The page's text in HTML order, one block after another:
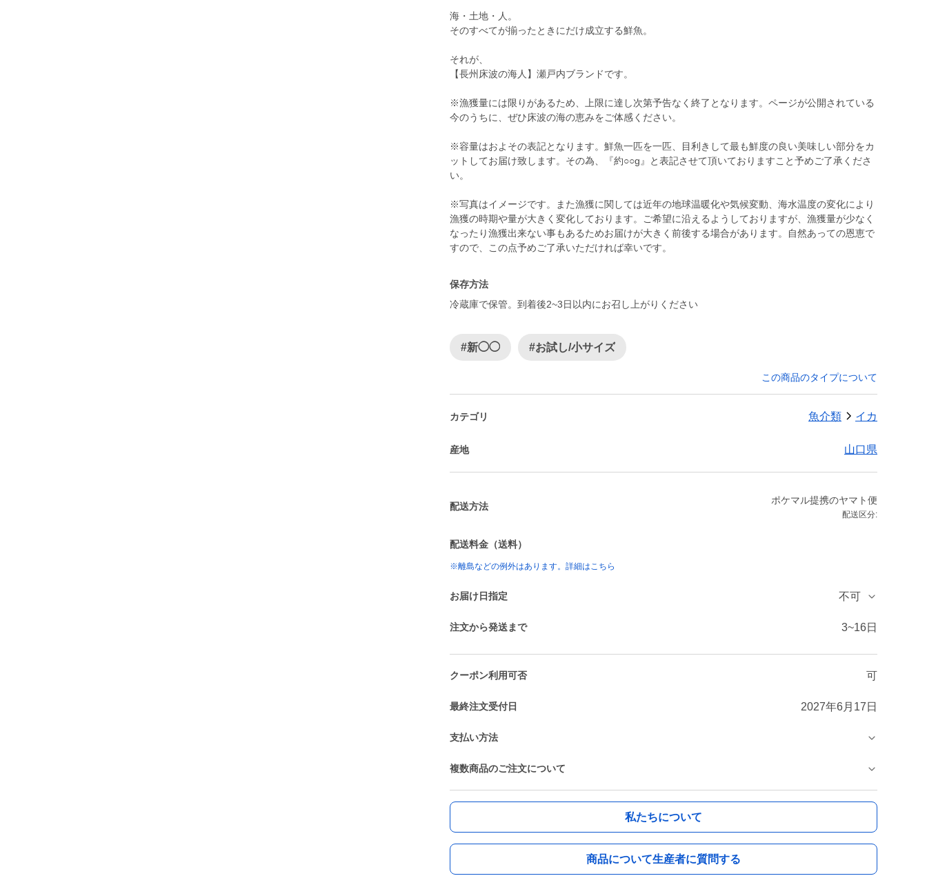
海・土地・人。
そのすべてが揃ったときにだけ成立する鮮魚。
それが、
【長州床波の海人】瀬戸内ブランドです。
※漁獲量には限りがあるため、上限に達し次第予告なく終了となります。ページが公開されている
今のうちに、ぜひ床波の海の恵みをご体感ください。
※容量はおよその表記となります。鮮魚一匹を一匹、目利きして最も鮮度の良い美味しい部分をカ
ットしてお届け致します。その為、『約○○g』と表記させて頂いておりますこと予めご了承くださ
い。
※写真はイメージです。また漁獲に関しては近年の地球温暖化や気候変動、海水温度の変化により
漁獲の時期や量が大きく変化しております。ご希望に沿えるようしておりますが、漁獲量が少なく
なったり漁獲出来ない事もあるためお届けが大きく前後する場合があります。自然あっての恩恵で
すので、この点予めご了承いただければ幸いです。
保存方法
冷蔵庫で保管。到着後2~3日以内にお召し上がりください
#新◯◯ #お試し/小サイズ
この商品のタイプについて
カテゴリ 魚介類 イカ
産地 山口県
配送方法
ポケマル提携のヤマト便
配送区分:
配送料金（送料）
※離島などの例外はあります。詳細はこちら
お届け日指定 不可
注文から発送まで 3~16日
クーポン利用可否 可
最終注文受付日 2027年6月17日
支払い方法
複数商品のご注文について
私たちについて
商品について生産者に質問する